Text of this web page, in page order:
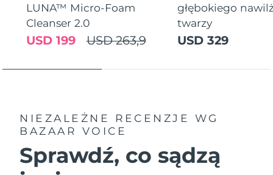
LUNA™ Micro-Foam
Cleanser 2.0
USD 263,9
USD 199
głębokiego
twarzy
USD 329
NIEZALEŻNE RECENZJE
WG
BAZAAR VOICE
Sprawdź, co sądzą